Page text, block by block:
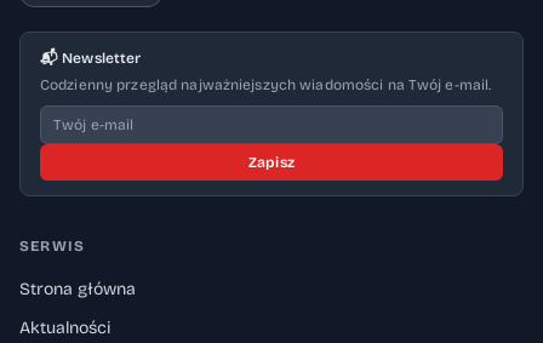
📬 Newsletter
Codzienny przegląd najważniejszych wiadomości na Twój e-mail.
Zapisz
SERWIS
Strona główna
Aktualności